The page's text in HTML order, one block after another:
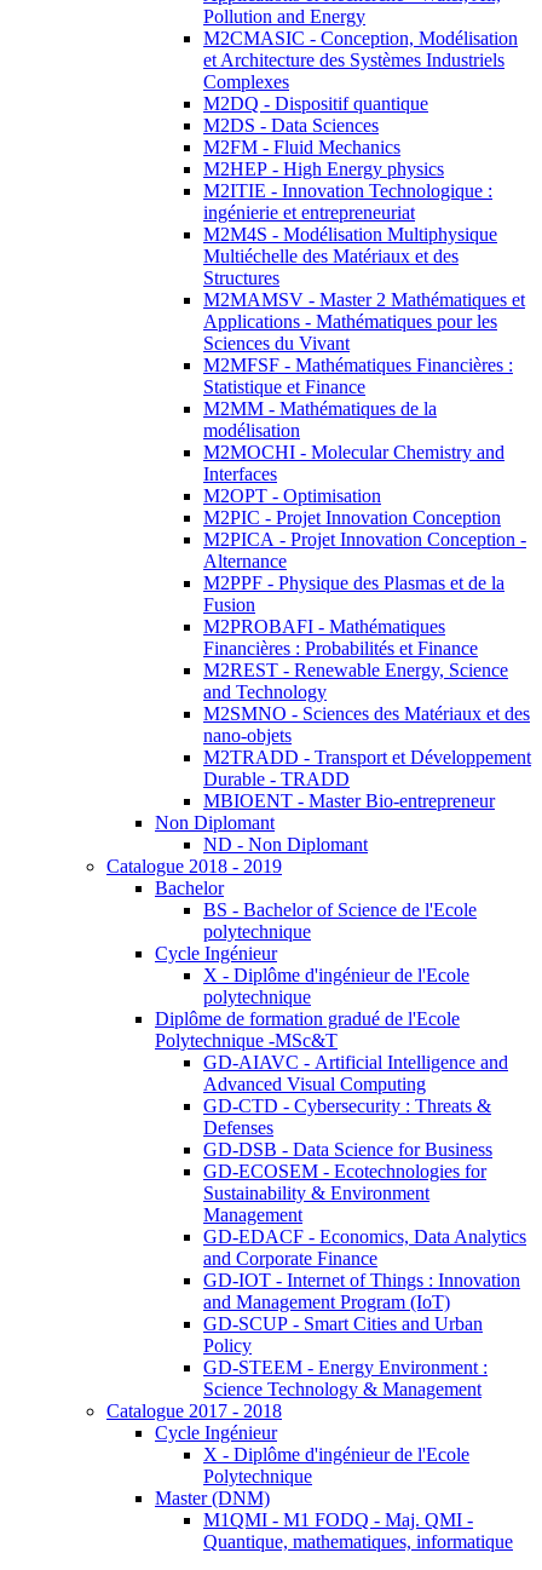
Pollution and Energy
M2CMASIC - Conception, Modélisation
et Architecture des Systèmes Industriels
Complexes
M2DQ - Dispositif quantique
M2DS - Data Sciences
M2FM - Fluid Mechanics
M2HEP - High Energy physics
M2ITIE - Innovation Technologique :
ingénierie et entrepreneuriat
M2M4S - Modélisation Multiphysique
Multiéchelle des Matériaux et des
Structures
M2MAMSV - Master 2 Mathématiques et
Applications - Mathématiques pour les
Sciences du Vivant
M2MFSF - Mathématiques Financières :
Statistique et Finance
M2MM - Mathématiques de la
modélisation
M2MOCHI - Molecular Chemistry and
Interfaces
M2OPT - Optimisation
M2PIC - Projet Innovation Conception
M2PICA - Projet Innovation Conception -
Alternance
M2PPF - Physique des Plasmas et de la
Fusion
M2PROBAFI - Mathématiques
Financières : Probabilités et Finance
M2REST - Renewable Energy, Science
and Technology
M2SMNO - Sciences des Matériaux et des
nano-objets
M2TRADD - Transport et Développement
Durable - TRADD
MBIOENT - Master Bio-entrepreneur
Non Diplomant
ND - Non Diplomant
Catalogue 2018 - 2019
Bachelor
BS - Bachelor of Science de l'Ecole
polytechnique
Cycle Ingénieur
X - Diplôme d'ingénieur de l'Ecole
polytechnique
Diplôme de formation gradué de l'Ecole
Polytechnique -MSc&T
GD-AIAVC - Artificial Intelligence and
Advanced Visual Computing
GD-CTD - Cybersecurity : Threats &
Defenses
GD-DSB - Data Science for Business
GD-ECOSEM - Ecotechnologies for
Sustainability & Environment
Management
GD-EDACF - Economics, Data Analytics
and Corporate Finance
GD-IOT - Internet of Things : Innovation
and Management Program (IoT)
GD-SCUP - Smart Cities and Urban
Policy
GD-STEEM - Energy Environment :
Science Technology & Management
Catalogue 2017 - 2018
Cycle Ingénieur
X - Diplôme d'ingénieur de l'Ecole
Polytechnique
Master (DNM)
M1QMI - M1 FODQ - Maj. QMI -
Quantique, mathematiques, informatique